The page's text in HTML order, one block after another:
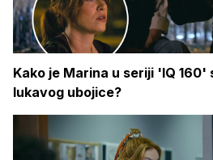
Kako je Marina u seriji 'IQ 160'
lukavog ubojice?